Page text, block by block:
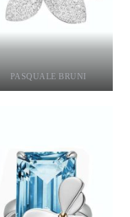
PASQUALE BRUNI